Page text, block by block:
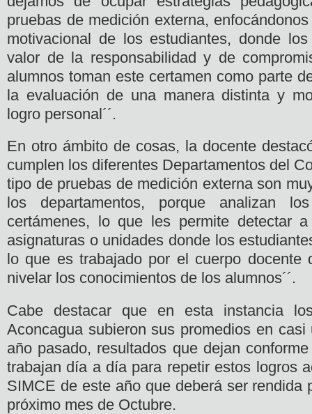
pruebas de medición externa,
motivacional de los estudiantes, donde
valor de la responsabilidad y de
alumnos toman este certamen como parte
la evaluación de una manera distinta y
logro personal´´.
En otro ámbito de cosas, la docente
cumplen los diferentes Departamentos del
tipo de pruebas de medición externa son
los departamentos, porque analizan
certámenes, lo que les permite detectar
asignaturas o unidades donde los
lo que es trabajado por el cuerpo docente
nivelar los conocimientos de los alumnos´´.
Cabe destacar que en esta instancia
Aconcagua subieron sus promedios en
año pasado, resultados que dejan
trabajan día a día para repetir estos logros
SIMCE de este año que deberá ser rendida
próximo mes de Octubre.